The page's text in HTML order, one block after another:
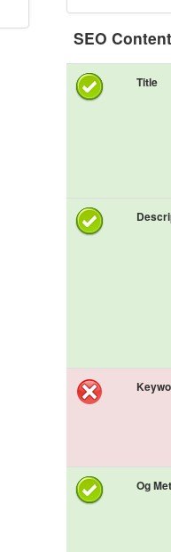
SEO Content
Title
Og